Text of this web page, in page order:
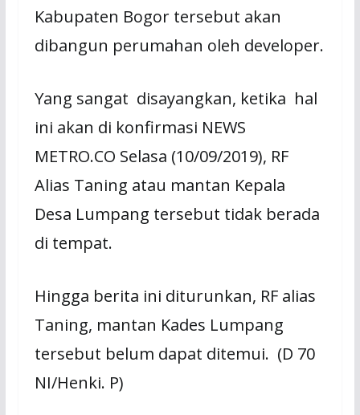
Kabupaten Bogor tersebut akan
dibangun perumahan oleh developer.
Yang sangat disayangkan, ketika hal
ini akan di konfirmasi NEWS
METRO.CO Selasa (10/09/2019), RF
Alias Taning atau mantan Kepala
Desa Lumpang tersebut tidak berada
di tempat.
Hingga berita ini diturunkan, RF alias
Taning, mantan Kades Lumpang
tersebut belum dapat ditemui. (D 70
NI/Henki. P)